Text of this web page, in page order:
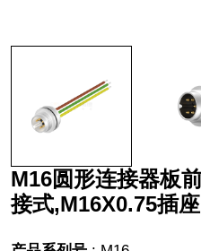
M16圆形连接器板
接式,M16X0.75插